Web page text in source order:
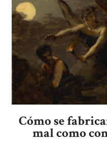
Cómo se
mal como